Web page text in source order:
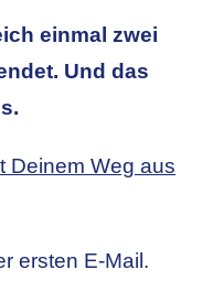
einmal zwei
Und das
Deinem Weg aus
ersten E-Mail.